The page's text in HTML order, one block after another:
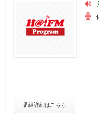
番組詳細はこちら